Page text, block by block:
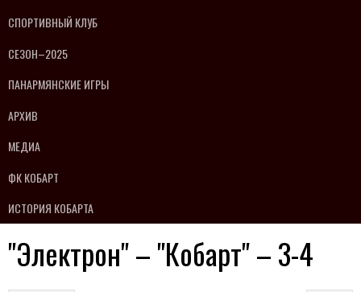
СПОРТИВНЫЙ КЛУБ
СЕЗОН–2025
ПАНАРМЯНСКИЕ ИГРЫ
АРХИВ
МЕДИА
ФК КОБАРТ
ИСТОРИЯ КОБАРТА
"Электрон" – "Кобарт" – 3-4